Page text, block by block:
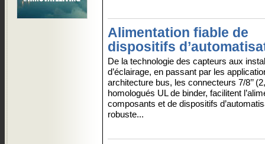
Alimentation fiable de
dispositifs
De la technologie des capteurs aux
d’éclairage, en passant par les
architecture bus, les connecteurs 7/8’’
homologués UL de binder, facilitent
composants et de dispositifs
robuste...